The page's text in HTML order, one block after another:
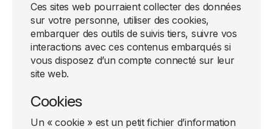
Ces sites web pourraient collecter des données
sur votre personne, utiliser des cookies,
embarquer des outils de suivis tiers, suivre vos
interactions avec ces contenus embarqués si
vous disposez d’un compte connecté sur leur
site web.
Cookies
Un « cookie » est un petit fichier d’information